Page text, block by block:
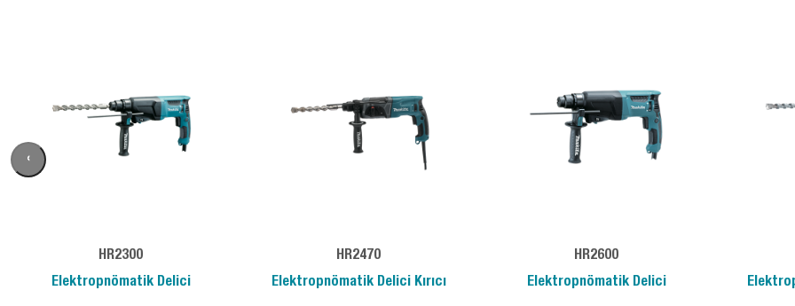
HR2300
Elektropnömatik Delici
HR2470
Elektropnömatik Delici Kırıcı
HR2600
Elektropnömatik Delici
‹